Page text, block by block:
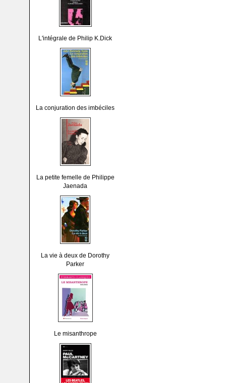
L'intégrale de Philip K.Dick
La conjuration des imbéciles
La petite femelle de Philippe
Jaenada
La vie à deux de Dorothy
Parker
Le misanthrope